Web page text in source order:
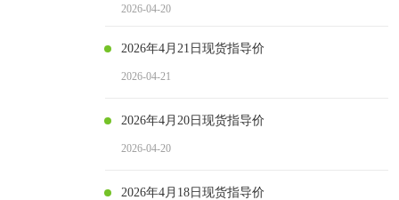
2026-04-20
2026年4月21日现货指导价
2026-04-21
2026年4月20日现货指导价
2026-04-20
2026年4月18日现货指导价